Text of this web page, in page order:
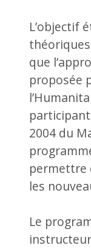
L’objectif
que
proposée
2004 du
permettre
les
Le